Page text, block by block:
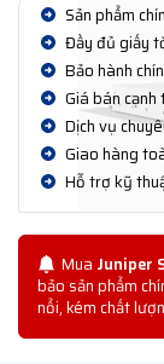
Sản phẩm
Đầy đủ giấy
Bảo hành
Giá bán
Dịch vụ
Giao hàng
Hỗ trợ kỹ
Mua Juniper
bảo sản phẩm
nổi, kém chất